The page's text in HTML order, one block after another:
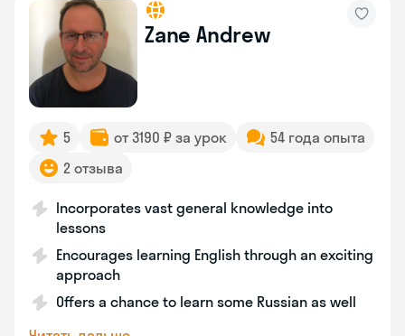
Zane Andrew
5 от 3190 ₽ за урок
54 года опыта
2 отзыва
Incorporates vast general knowledge into
lessons
Encourages learning English through an exciting
approach
Offers a chance to learn some Russian as well